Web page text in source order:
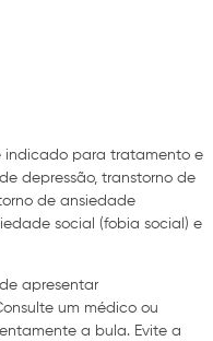
indicado para tratamento e
depressão, transtorno de
de ansiedade
social (fobia social) e
apresentar
um médico ou
a bula. Evite a